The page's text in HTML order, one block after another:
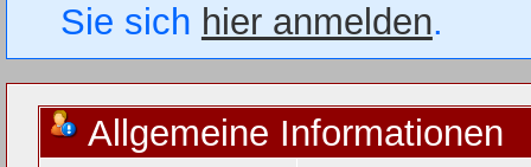
Sie sich hier anmelden.
Allgemeine Informationen